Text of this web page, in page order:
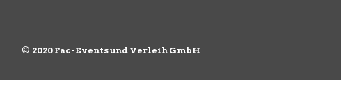
© 2020 Fac-Events und Verleih GmbH